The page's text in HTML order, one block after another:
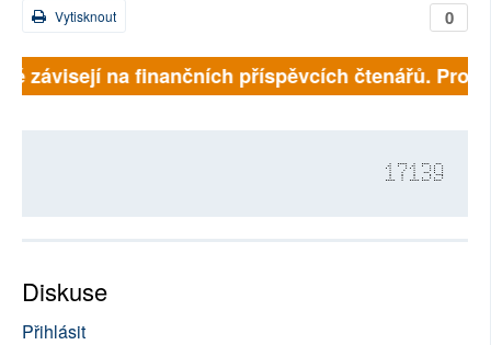
0
Vytisknout
závisejí na finančních příspěvcích čtenářů.
17139
Diskuse
Přihlásit